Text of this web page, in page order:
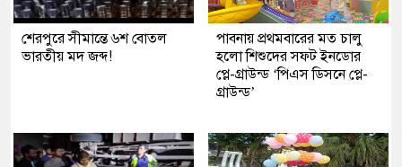
শেরপুরে সীমান্তে ৬শ বোতল
ভারতীয় মদ জব্দ!
পাবনায় প্রথমবারের মত চালু
হলো শিশুদের সফট ইনডোর
প্লে-গ্রাউন্ড ‘পিএস ডিসনে প্লে-
গ্রাউন্ড’